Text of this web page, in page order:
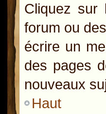
Cliquez sur
forum ou
écrire un
des pages
nouveaux
Haut